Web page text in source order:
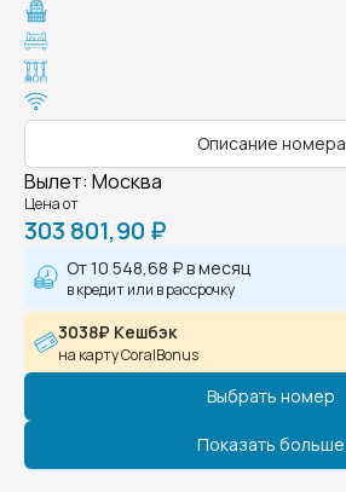
Описание номера
Вылет: Москва
Цена от
303 801,90 ₽
От10 548,68 ₽в месяц
в кредит или в рассрочку
3038₽ Кешбэк
на карту CoralBonus
Выбрать номер
Показать больше